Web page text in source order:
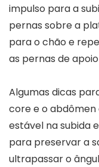
impulso para a
pernas sobre a
para o chão e
as pernas de
Algumas dicas
core e o
estável na subida
para preservar a
ultrapassar o